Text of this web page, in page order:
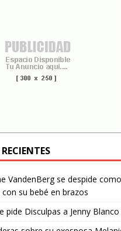
VandenBerg se despide
su bebé en brazos
pide Disculpas a Jenny